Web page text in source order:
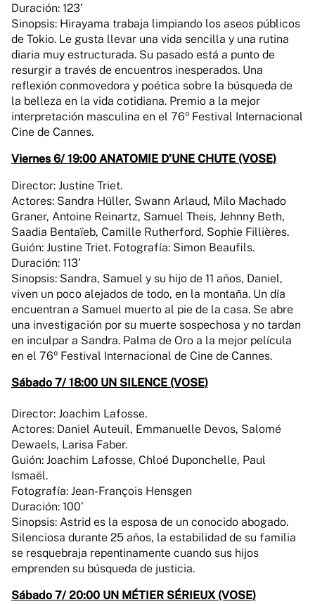
Duración: 123’
Sinopsis: Hirayama trabaja limpiando los aseos públicos
de Tokio. Le gusta llevar una vida sencilla y una rutina
diaria muy estructurada. Su pasado está a punto de
resurgir a través de encuentros inesperados. Una
reflexión conmovedora y poética sobre la búsqueda de
la belleza en la vida cotidiana. Premio a la mejor
interpretación masculina en el 76º Festival Internacional
Cine de Cannes.
Viernes 6/ 19:00 ANATOMIE D’UNE CHUTE (VOSE)
Director: Justine Triet.
Actores: Sandra Hüller, Swann Arlaud, Milo Machado
Graner, Antoine Reinartz, Samuel Theis, Jehnny Beth,
Saadia Bentaïeb, Camille Rutherford, Sophie Fillières.
Guión: Justine Triet. Fotografía: Simon Beaufils.
Duración: 113’
Sinopsis: Sandra, Samuel y su hijo de 11 años, Daniel,
viven un poco alejados de todo, en la montaña. Un día
encuentran a Samuel muerto al pie de la casa. Se abre
una investigación por su muerte sospechosa y no tardan
en inculpar a Sandra. Palma de Oro a la mejor película
en el 76º Festival Internacional de Cine de Cannes.
Sábado 7/ 18:00 UN SILENCE (VOSE)
Director: Joachim Lafosse.
Actores: Daniel Auteuil, Emmanuelle Devos, Salomé
Dewaels, Larisa Faber.
Guión: Joachim Lafosse, Chloé Duponchelle, Paul
Ismaël.
Fotografía: Jean-François Hensgen
Duración: 100’
Sinopsis: Astrid es la esposa de un conocido abogado.
Silenciosa durante 25 años, la estabilidad de su familia
se resquebraja repentinamente cuando sus hijos
emprenden su búsqueda de justicia.
Sábado 7/ 20:00 UN MÉTIER SÉRIEUX (VOSE)